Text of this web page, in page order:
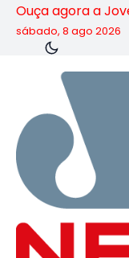
Ouça agora a
sábado, 8 ago 2026